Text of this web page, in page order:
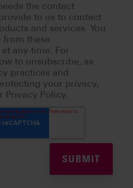
the contact
to us to contact
and services. You
from these
any time. For
to unsubscribe, as
practices and
your privacy,
Privacy Policy.